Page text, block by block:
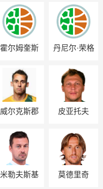
霍尔姆奎斯
特
丹尼尔·荣格
威尔克斯郡 皮亚托夫
米勒夫斯基 莫德里奇